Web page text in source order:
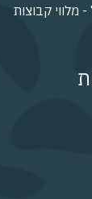
מלווי קבוצות